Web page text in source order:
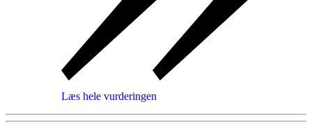
Læs hele vurderingen